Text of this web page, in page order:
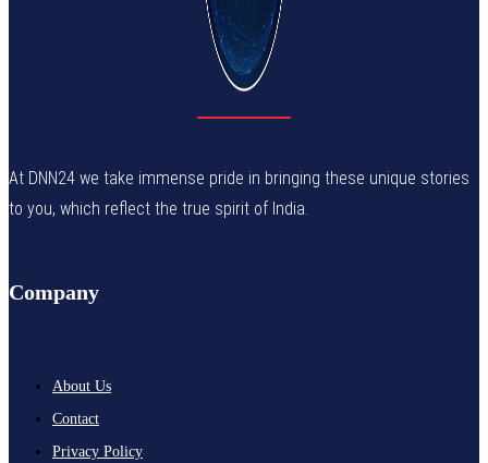
At DNN24 we take immense pride in bringing these unique stories
to you, which reflect the true spirit of India.
Company
About Us
Contact
Privacy Policy